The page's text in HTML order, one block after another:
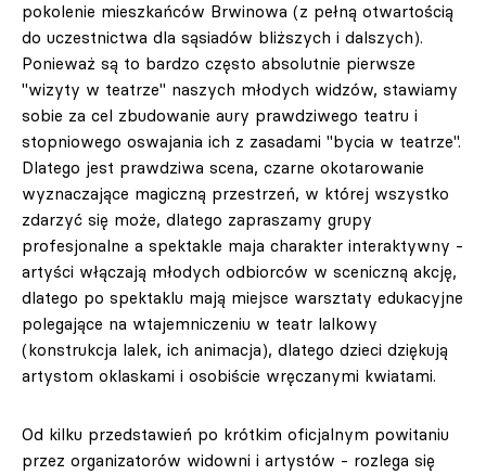
pokolenie mieszkańców Brwinowa (z pełną otwartością
do uczestnictwa dla sąsiadów bliższych i dalszych).
Ponieważ są to bardzo często absolutnie pierwsze
"wizyty w teatrze" naszych młodych widzów, stawiamy
sobie za cel zbudowanie aury prawdziwego teatru i
stopniowego oswajania ich z zasadami "bycia w teatrze".
Dlatego jest prawdziwa scena, czarne okotarowanie
wyznaczające magiczną przestrzeń, w której wszystko
zdarzyć się może, dlatego zapraszamy grupy
profesjonalne a spektakle maja charakter interaktywny -
artyści włączają młodych odbiorców w sceniczną akcję,
dlatego po spektaklu mają miejsce warsztaty edukacyjne
polegające na wtajemniczeniu w teatr lalkowy
(konstrukcja lalek, ich animacja), dlatego dzieci dziękują
artystom oklaskami i osobiście wręczanymi kwiatami.
Od kilku przedstawień po krótkim oficjalnym powitaniu
przez organizatorów widowni i artystów - rozlega się